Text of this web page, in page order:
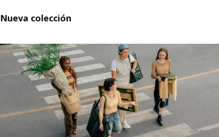
Nueva colección
Saltar listado